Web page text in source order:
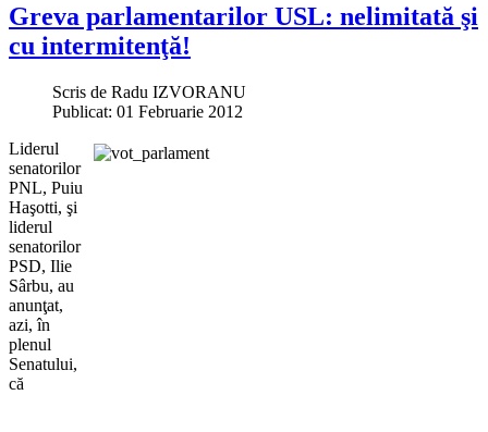
Greva parlamentarilor USL: nelimitată şi
cu intermitenţă!
Scris de Radu IZVORANU
Publicat: 01 Februarie 2012
Liderul
senatorilor
PNL, Puiu
Haşotti, şi
liderul
senatorilor
PSD, Ilie
Sârbu, au
anunţat,
azi, în
plenul
Senatului,
că